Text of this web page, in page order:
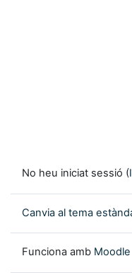
No heu iniciat sessió (
Canvia al tema
Funciona amb Moodle